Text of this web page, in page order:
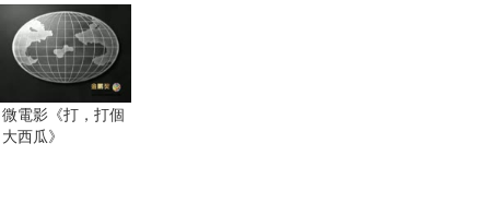
微電影《打，打個
大西瓜》